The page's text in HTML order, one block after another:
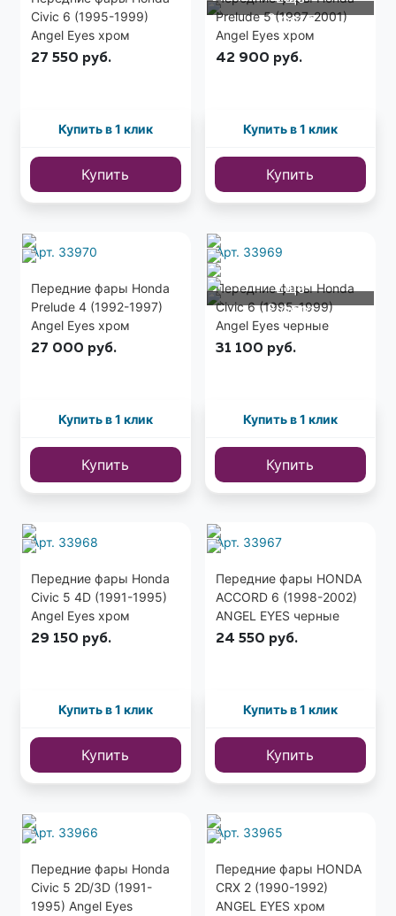
Civic 6 (1995-1999)
Angel Eyes хром
27 550 руб.
Купить в 1 клик
Купить
3 фото
Prelude 5 (1997-2001)
Angel Eyes хром
42 900 руб.
Купить в 1 клик
Купить
Арт. 33970
Передние фары Honda
Prelude 4 (1992-1997)
Angel Eyes хром
27 000 руб.
Купить в 1 клик
Купить
Еще
2 фото
Арт. 33969
Передние фары Honda
Civic 6 (1995-1999)
Angel Eyes черные
31 100 руб.
Купить в 1 клик
Купить
Арт. 33968
Передние фары Honda
Civic 5 4D (1991-1995)
Angel Eyes хром
29 150 руб.
Купить в 1 клик
Купить
Арт. 33967
Передние фары HONDA
ACCORD 6 (1998-2002)
ANGEL EYES черные
(США)
24 550 руб.
Купить в 1 клик
Купить
Арт. 33966
Передние фары Honda
Civic 5 2D/3D (1991-
1995) Angel Eyes
Арт. 33965
Передние фары HONDA
CRX 2 (1990-1992)
ANGEL EYES хром